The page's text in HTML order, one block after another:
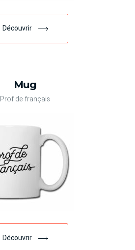
Découvrir
Mug
Prof de français
Découvrir